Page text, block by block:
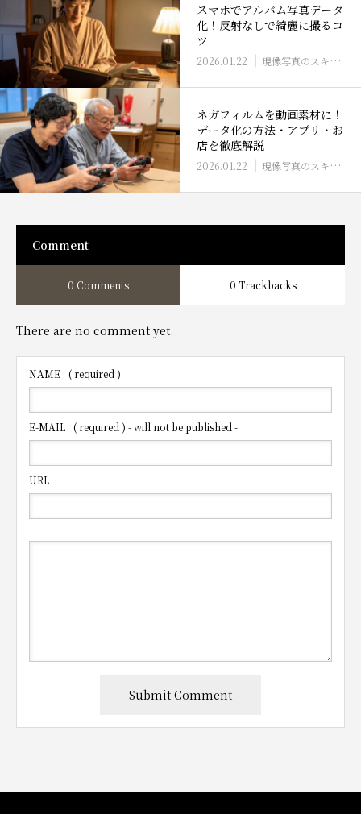
スマホでアルバム写真データ
化！反射なしで綺麗に撮るコ
ツ
2026.01.22 現像写真のスキャン・データ化
ネガフィルムを動画素材に！
データ化の方法・アプリ・お
店を徹底解説
2026.01.22 現像写真のスキャン・データ化
Comment
0 Comments 0 Trackbacks
There are no comment yet.
NAME ( required )
E-MAIL ( required ) - will not be published -
URL